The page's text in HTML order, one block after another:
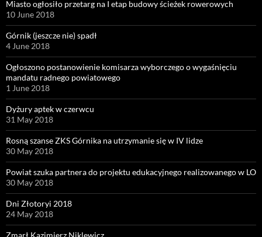
Miasto ogłosiło przetarg na I etap budowy ścieżek rowerowych
10 June 2018
Górnik (jeszcze nie) spadł
4 June 2018
Ogłoszono postanowienie komisarza wyborczego o wygaśnięciu
mandatu radnego powiatowego
1 June 2018
Dyżury aptek w czerwcu
31 May 2018
Rosną szanse ZKS Górnika na utrzymanie się w IV lidze
30 May 2018
Powiat szuka partnera do projektu edukacyjnego realizowanego w LO
30 May 2018
Dni Złotoryi 2018
24 May 2018
Zmarł Kazimierz Niklewicz